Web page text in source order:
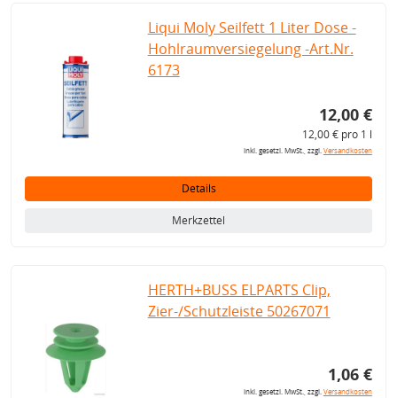
Liqui Moly Seilfett 1 Liter Dose -
Hohlraumversiegelung -Art.Nr.
6173
12,00 €
12,00 € pro 1 l
inkl. gesetzl. MwSt., zzgl.Versandkosten
Details
Merkzettel
HERTH+BUSS ELPARTS Clip,
Zier-/Schutzleiste 50267071
1,06 €
inkl. gesetzl. MwSt., zzgl.Versandkosten